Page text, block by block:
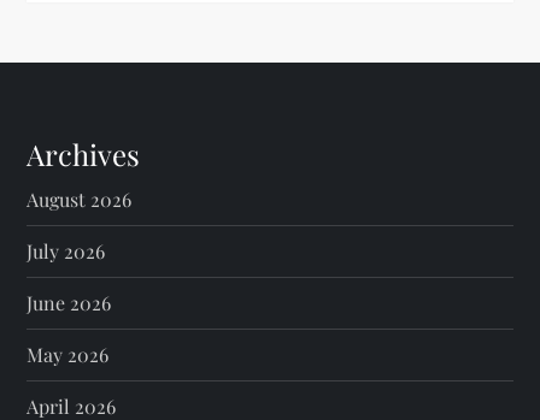
Archives
August 2026
July 2026
June 2026
May 2026
April 2026